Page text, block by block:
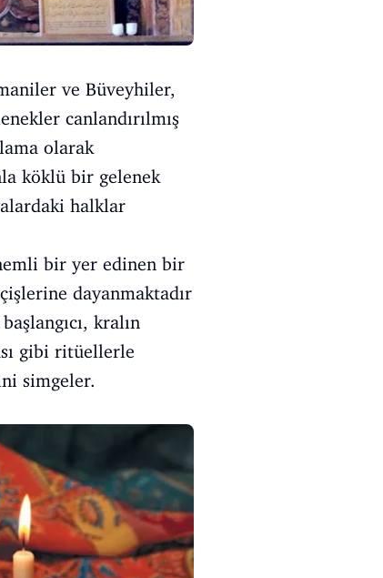
ve Büveyhiler,
canlandırılmış
olarak
köklü bir gelenek
halklar
bir yer edinen bir
dayanmaktadır
kralın
gibi ritüellerle
simgeler.